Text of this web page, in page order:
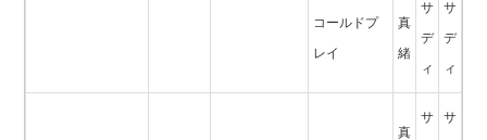
コールドプ
レイ
真
緒
サ
デ
ィ
サ
デ
ィ
真
サ サ